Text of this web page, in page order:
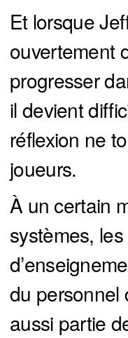
Et lorsque
ouvertement
progresser
il devient
réflexion ne
joueurs.
À un certain
systèmes,
du personnel
aussi partie